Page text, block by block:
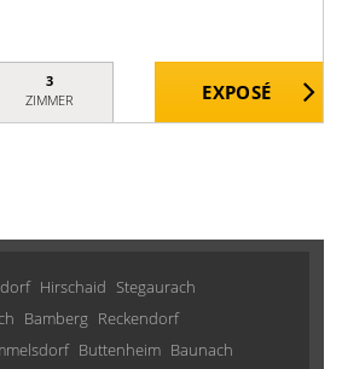
3
ZIMMER
Hirschaid Stegaurach
Bamberg Reckendorf
Buttenheim Baunach